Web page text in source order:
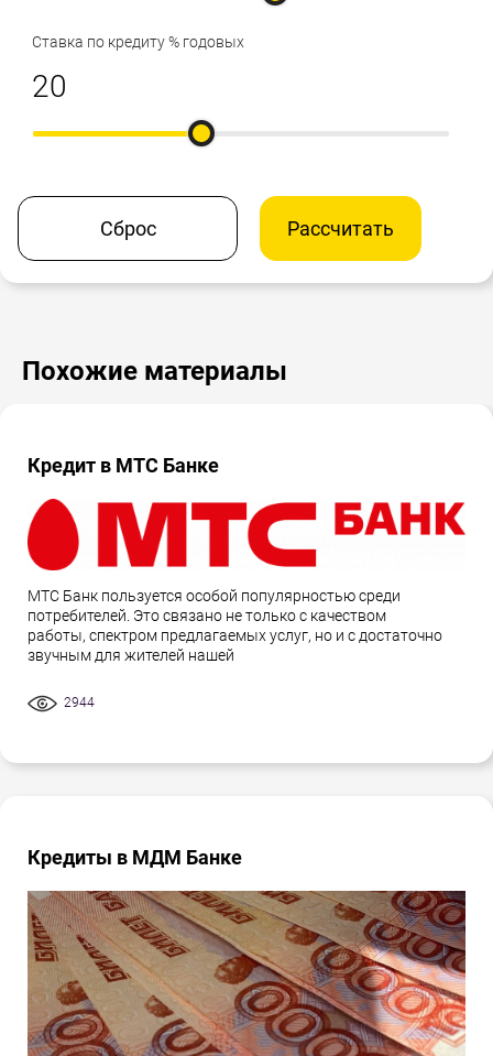
Ставка по кредиту % годовых
Сброс Рассчитать
Похожие материалы
Кредит в МТС Банке
МТС Банк пользуется особой популярностью среди
потребителей. Это связано не только с качеством
работы, спектром предлагаемых услуг, но и с достаточно
звучным для жителей нашей
2944
Кредиты в МДМ Банке